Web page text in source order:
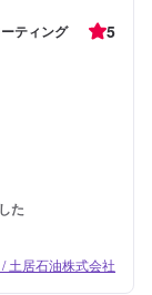
ティング 5
た
土居石油株式会社